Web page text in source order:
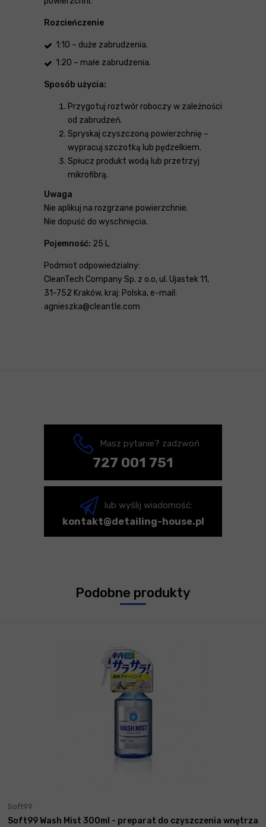
Rozcieńczenie
1:10 – duże zabrudzenia.
1:20 – małe zabrudzenia.
Sposób użycia:
Przygotuj roztwór roboczy w zależności
od zabrudzeń.
Spryskaj czyszczoną powierzchnię –
wypracuj szczotką lub pędzelkiem.
Spłucz produkt wodą lub przetrzyj
mikrofibrą.
Uwaga
Nie aplikuj na rozgrzane powierzchnie.
Nie dopuść do wyschnięcia.
Pojemność: 25 L
Podmiot odpowiedzialny:
CleanTech Company Sp. z o.o, ul. Ujastek 11,
31-752 Kraków, kraj: Polska, e-mail:
agnieszka@cleantle.com
Masz pytanie? zadzwoń
727 001 751
lub wyślij wiadomość:
kontakt@detailing-house.pl
Podobne produkty
Soft99
Soft99 Wash Mist 300ml - preparat do czyszczenia wnętrza